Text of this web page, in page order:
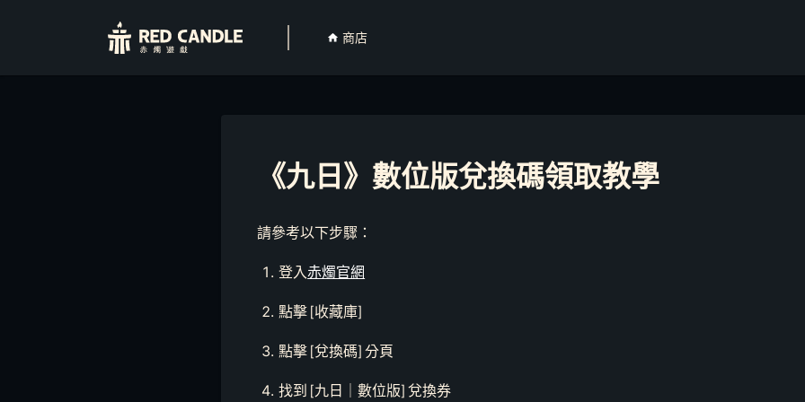
商店
《九日》數位版兌換碼領取教學
請參考以下步驟：
登入赤燭官網
點擊 [收藏庫]
點擊 [兌換碼] 分頁
找到 [九日｜數位版] 兌換券